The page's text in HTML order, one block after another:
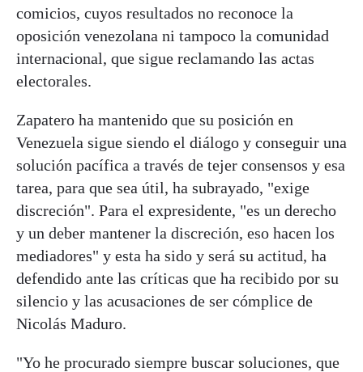
comicios, cuyos resultados no reconoce la
oposición venezolana ni tampoco la comunidad
internacional, que sigue reclamando las actas
electorales.
Zapatero ha mantenido que su posición en
Venezuela sigue siendo el diálogo y conseguir una
solución pacífica a través de tejer consensos y esa
tarea, para que sea útil, ha subrayado, "exige
discreción". Para el expresidente, "es un derecho
y un deber mantener la discreción, eso hacen los
mediadores" y esta ha sido y será su actitud, ha
defendido ante las críticas que ha recibido por su
silencio y las acusaciones de ser cómplice de
Nicolás Maduro.
"Yo he procurado siempre buscar soluciones, que